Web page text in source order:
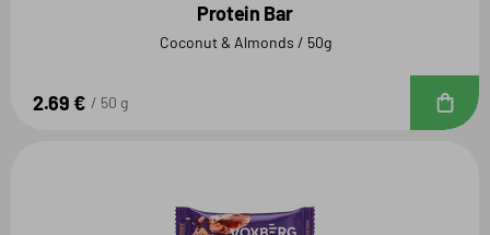
Protein Bar
Coconut & Almonds / 50g
2.69 € 50 g